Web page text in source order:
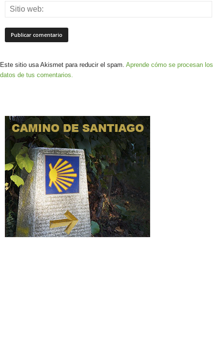
Este sitio usa Akismet para reducir el spam. Aprende cómo se procesan los
datos de tus comentarios.